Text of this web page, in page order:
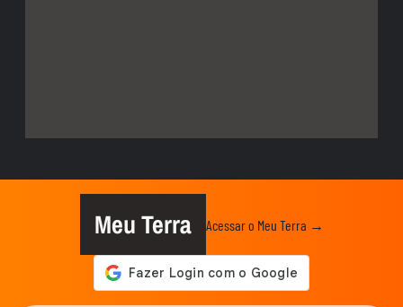
Meu Terra Acessar o Meu Terra →